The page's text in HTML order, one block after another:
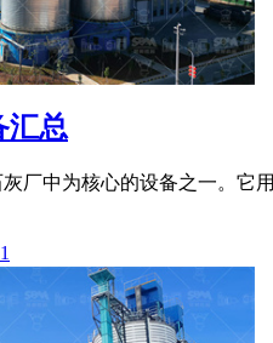
汇总
灰厂中为核心的设备之一。